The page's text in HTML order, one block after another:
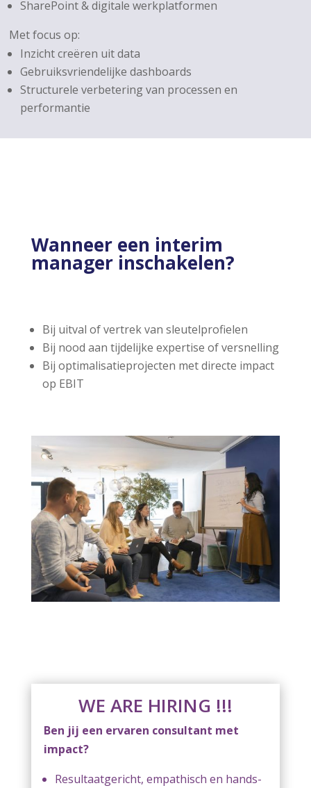
SharePoint & digitale werkplatformen
Met focus op:
Inzicht creëren uit data
Gebruiksvriendelijke dashboards
Structurele verbetering van processen en
performantie
Wanneer een interim
manager inschakelen?
Bij uitval of vertrek van sleutelprofielen
Bij nood aan tijdelijke expertise of versnelling
Bij optimalisatieprojecten met directe impact
op EBIT
WE ARE HIRING !!!
Ben jij een ervaren consultant met
impact?
Resultaatgericht, empathisch en hands-